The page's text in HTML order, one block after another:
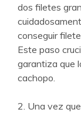
dos filetes
conseguir
Este paso
garantiza que
cachopo.
2. Una vez